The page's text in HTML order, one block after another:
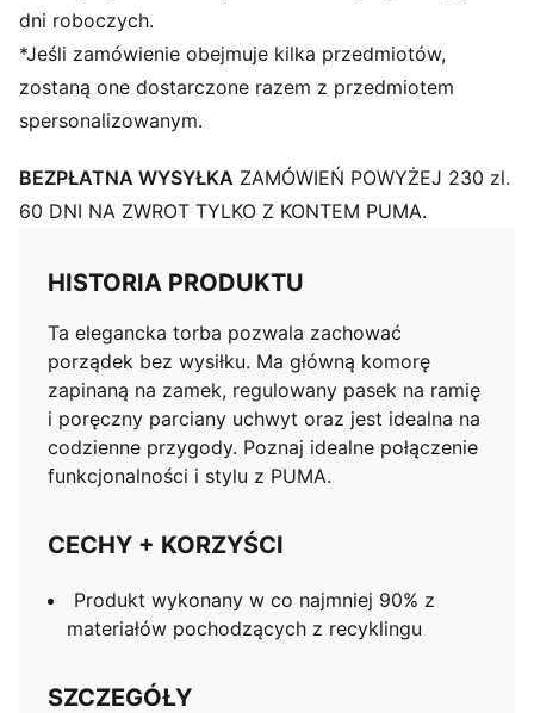
dni roboczych.
*Jeśli zamówienie obejmuje kilka przedmiotów,
zostaną one dostarczone razem z przedmiotem
spersonalizowanym.
BEZPŁATNA WYSYŁKA ZAMÓWIEŃ POWYŻEJ 230 zl.
60 DNI NA ZWROT TYLKO Z KONTEM PUMA.
HISTORIA PRODUKTU
Ta elegancka torba pozwala zachować
porządek bez wysiłku. Ma główną komorę
zapinaną na zamek, regulowany pasek na ramię
i poręczny parciany uchwyt oraz jest idealna na
codzienne przygody. Poznaj idealne połączenie
funkcjonalności i stylu z PUMA.
CECHY + KORZYŚCI
Produkt wykonany w co najmniej 90% z
materiałów pochodzących z recyklingu
SZCZEGÓŁY